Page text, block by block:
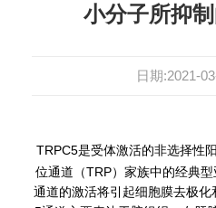
小分子所抑
日期:2021-
TRPC5是受体激活的非选择性
位通道（TRP）家族中的经典型
通道的激活将引起细胞膜去极